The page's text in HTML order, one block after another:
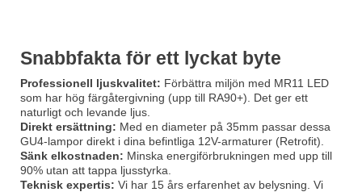
Snabbfakta för ett lyckat byte
Professionell ljuskvalitet: Förbättra miljön med MR11 LED
som har hög färgåtergivning (upp till RA90+). Det ger ett
naturligt och levande ljus.
Direkt ersättning: Med en diameter på 35mm passar dessa
GU4-lampor direkt i dina befintliga 12V-armaturer (Retrofit).
Sänk elkostnaden: Minska energiförbrukningen med upp till
90% utan att tappa ljusstyrka.
Teknisk expertis: Vi har 15 års erfarenhet av belysning. Vi